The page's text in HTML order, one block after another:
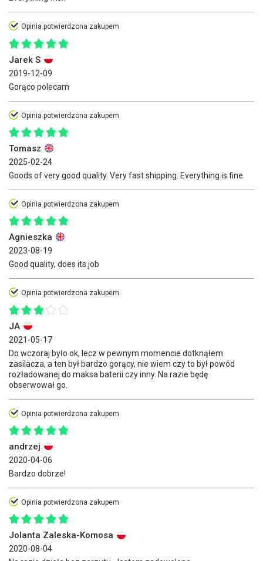
Opinia potwierdzona zakupem
Jarek S
2019-12-09
Gorąco polecam
Opinia potwierdzona zakupem
Tomasz
2025-02-24
Goods of very good quality. Very fast shipping. Everything is fine.
Opinia potwierdzona zakupem
Agnieszka
2023-08-19
Good quality, does its job
Opinia potwierdzona zakupem
JA
2021-05-17
Do wczoraj było ok, lecz w pewnym momencie dotknąłem
zasilacza, a ten był bardzo gorący, nie wiem czy to był powód
rozładowanej do maksa baterii czy inny. Na razie będę
obserwował go.
Opinia potwierdzona zakupem
andrzej
2020-04-06
Bardzo dobrze!
Opinia potwierdzona zakupem
Jolanta Zaleska-Komosa
2020-08-04